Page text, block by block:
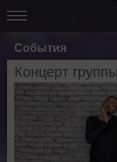
События
Концерт